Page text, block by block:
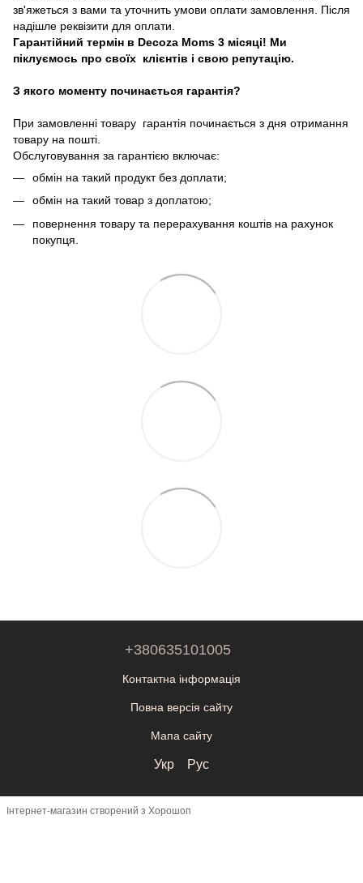
зв'яжеться з вами та уточнить умови оплати замовлення. Після
надішле реквізити для оплати.
Гарантійний термін в Decoza Moms 3 місяці! Ми
піклуємось про своїх клієнтів і свою репутацію.
З якого моменту починається гарантія?
При замовленні товару гарантія починається з дня отримання
товару на пошті.
Обслуговування за гарантією включає:
обмін на такий продукт без доплати;
обмін на такий товар з доплатою;
повернення товару та перерахування коштів на рахунок
покупця.
+380635101005
Контактна інформація
Повна версія сайту
Мапа сайту
Укр Рус
Інтернет-магазин створений з Хорошоп